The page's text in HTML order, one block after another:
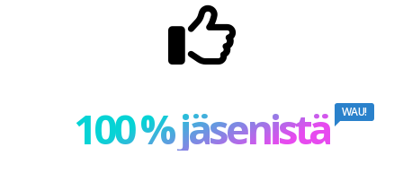
100 % jäsenistä WAU!